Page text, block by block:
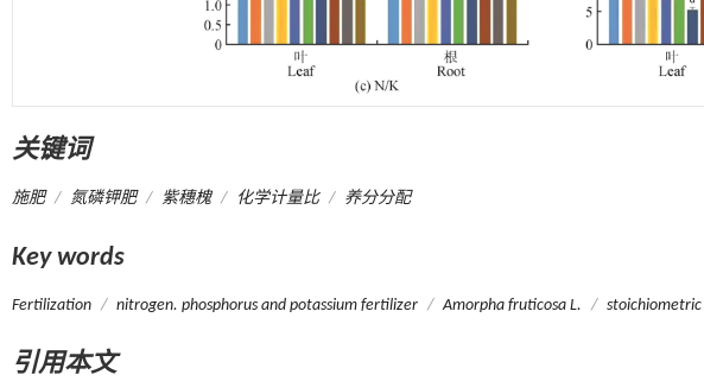
关键词
施肥 / 氮磷钾肥 / 紫穗槐 / 化学计量比 / 养分分配
Key words
Fertilization / nitrogen. phosphorus and potassium fertilizer / Amorpha fruticosa L. /
引用本文